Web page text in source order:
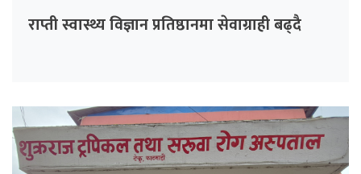
राप्ती स्वास्थ्य विज्ञान प्रतिष्ठानमा सेवाग्राही बढ्दै